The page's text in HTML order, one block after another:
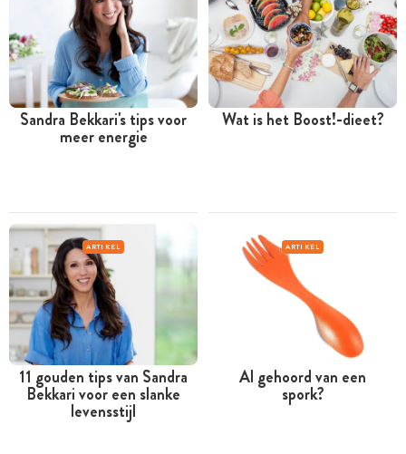
Sandra Bekkari's tips voor
meer energie
Wat is het Boost!-dieet?
ARTIKEL
11 gouden tips van Sandra
Bekkari voor een slanke
levensstijl
ARTIKEL
Al gehoord van een
spork?